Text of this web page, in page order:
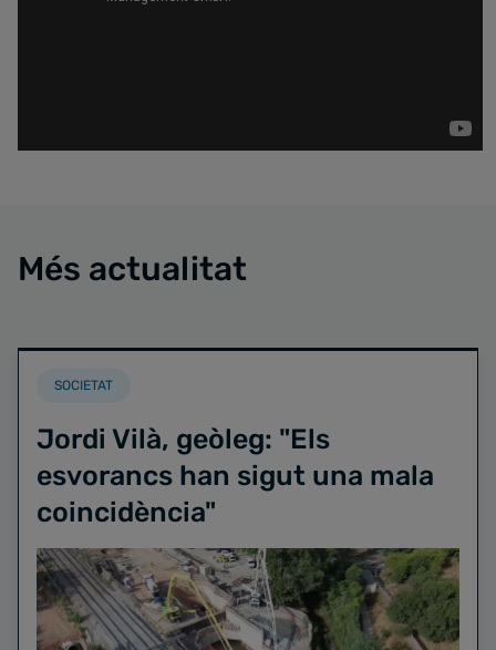
Més actualitat
SOCIETAT
Jordi Vilà, geòleg: "Els
esvorancs han sigut una mala
coincidència"